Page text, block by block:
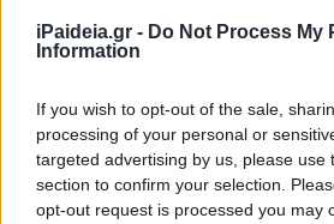
iPaideia.gr - Do Not Process My
Information
If you wish to opt-out of the sale,
processing of your personal or
targeted advertising by us, please use
section to confirm your selection.
opt-out request is processed you may